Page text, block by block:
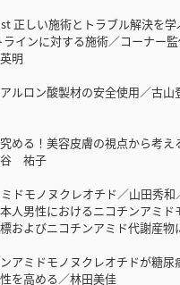
正しい施術とトラブル解決を学
インに対する施術／コーナー
明
ルロン酸製材の安全使用／古山
める！美容皮膚の視点から考え
谷 祐子
モノヌクレオチド／山田秀和
男性におけるニコチンアミド
およびニコチンアミド代謝産物
ミドモノヌクレオチドが糖尿
を高める／林田美佳